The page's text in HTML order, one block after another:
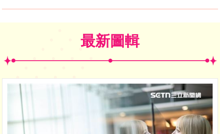
最新圖輯